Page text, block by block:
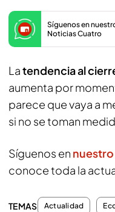
Síguenos en
Noticias Cuatro
Latendencia al
aumenta por
parece que vaya a
si no se toman
Síguenos en
conoce toda la
TEMAS Actualidad